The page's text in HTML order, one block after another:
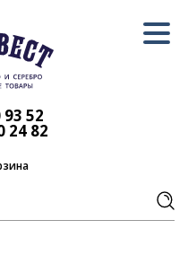
93 52
24 82